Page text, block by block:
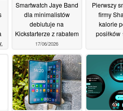
Smartwatch Jaye Band
dla minimalistów
debiutuje na
Kickstarterze z rabatem
17/06/2026
Pierwszy
firmy
kalorie
posiłków